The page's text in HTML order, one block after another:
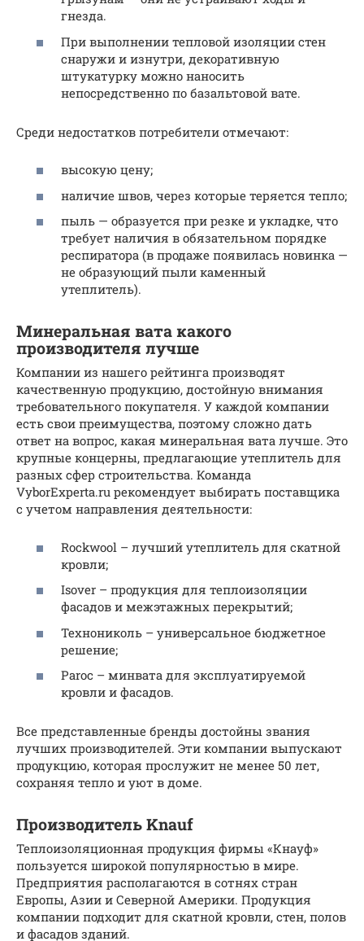
гнезда.
При выполнении тепловой изоляции стен
снаружи и изнутри, декоративную
штукатурку можно наносить
непосредственно по базальтовой вате.
Среди недостатков потребители отмечают:
высокую цену;
наличие швов, через которые теряется тепло;
пыль — образуется при резке и укладке, что
требует наличия в обязательном порядке
респиратора (в продаже появилась новинка —
не образующий пыли каменный
утеплитель).
Минеральная вата какого
производителя лучше
Компании из нашего рейтинга производят
качественную продукцию, достойную внимания
требовательного покупателя. У каждой компании
есть свои преимущества, поэтому сложно дать
ответ на вопрос, какая минеральная вата лучше. Это
крупные концерны, предлагающие утеплитель для
разных сфер строительства. Команда
VyborExperta.ru рекомендует выбирать поставщика
с учетом направления деятельности:
Rockwool – лучший утеплитель для скатной
кровли;
Isover – продукция для теплоизоляции
фасадов и межэтажных перекрытий;
Технониколь – универсальное бюджетное
решение;
Paroc – минвата для эксплуатируемой
кровли и фасадов.
Все представленные бренды достойны звания
лучших производителей. Эти компании выпускают
продукцию, которая прослужит не менее 50 лет,
сохраняя тепло и уют в доме.
Производитель Knаuf
Теплоизоляционная продукция фирмы «Кнауф»
пользуется широкой популярностью в мире.
Предприятия располагаются в сотнях стран
Европы, Азии и Северной Америки. Продукция
компании подходит для скатной кровли, стен, полов
и фасадов зданий.